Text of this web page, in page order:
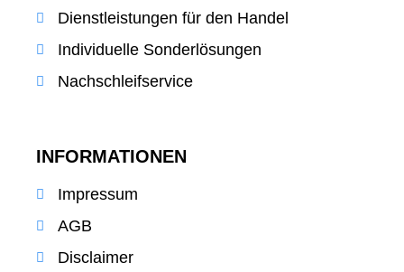
Dienstleistungen für den Handel
Individuelle Sonderlösungen
Nachschleifservice
INFORMATIONEN
Impressum
AGB
Disclaimer